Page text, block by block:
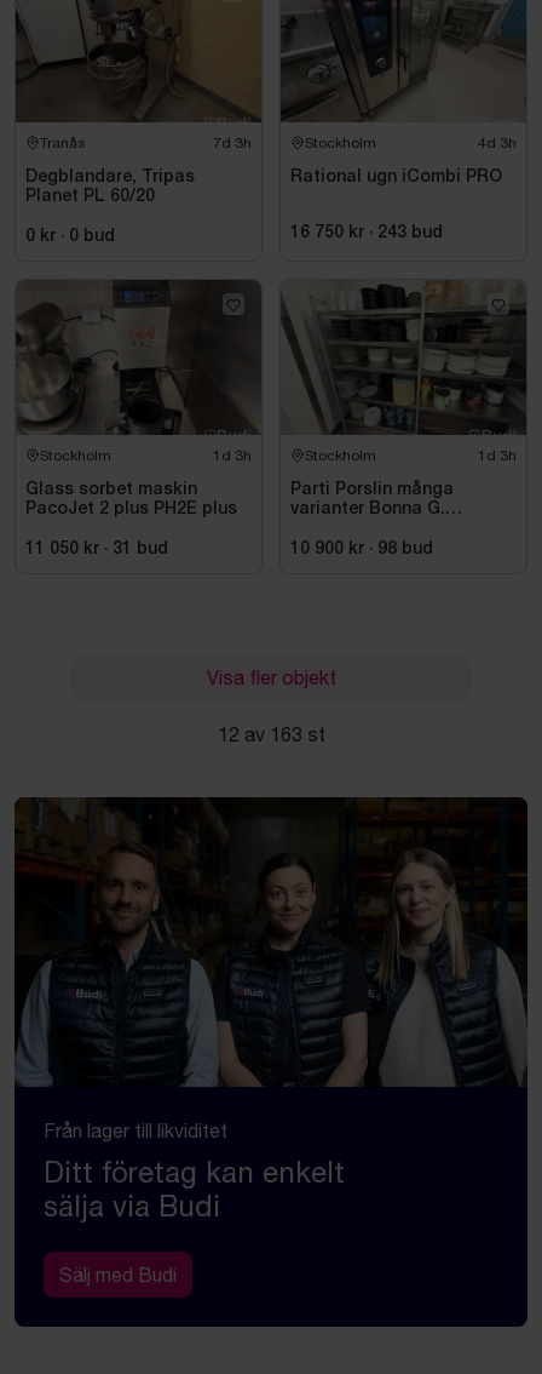
Tranås 7d 3h
Degblandare, Tripas
Planet PL 60/20
0 kr · 0 bud
Stockholm 4d 3h
Rational ugn iCombi PRO
16 750 kr · 243 bud
Stockholm 1d 3h
Glass sorbet maskin
PacoJet 2 plus PH2E plus
11 050 kr · 31 bud
Stockholm 1d 3h
Parti Porslin många
varianter Bonna G.
10 900 kr · 98 bud
Visa fler objekt
12 av 163 st
Från lager till likviditet
Ditt företag kan enkelt
sälja via Budi
Sälj med Budi